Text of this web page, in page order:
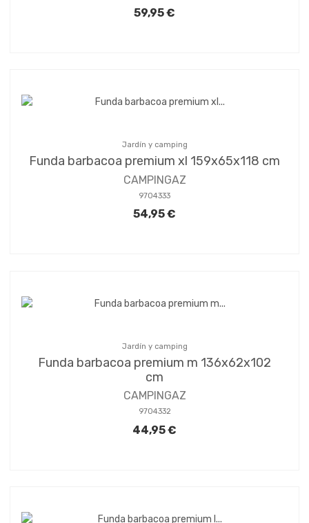
59,95 €
Jardín y camping
Funda barbacoa premium xl 159x65x118 cm
CAMPINGAZ
9704333
54,95 €
Jardín y camping
Funda barbacoa premium m 136x62x102
cm
CAMPINGAZ
9704332
44,95 €